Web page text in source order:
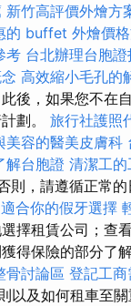
新竹高評價外燴方
的 buffet 外燴價
考 台北辦理台胞
高效縮小毛孔的
後，如果您不在
劃。 旅行社護照
美容的醫美皮膚科
解台胞證 清潔工
則，請遵循正常
適合你的假牙選擇
擇租賃公司；查
得保險的部分了
骨討論區 登記工
以及如何租車至關